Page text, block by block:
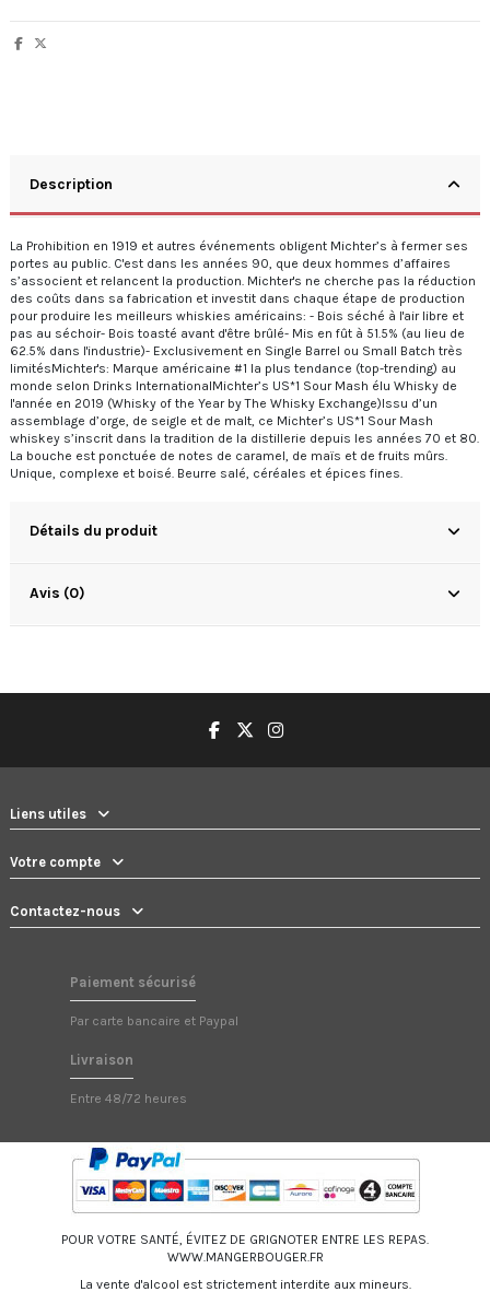
Description
La Prohibition en 1919 et autres événements obligent Michter’s à fermer ses
portes au public. C'est dans les années 90, que deux hommes d’affaires
s’associent et relancent la production. Michter's ne cherche pas la réduction
des coûts dans sa fabrication et investit dans chaque étape de production
pour produire les meilleurs whiskies américains: - Bois séché à l'air libre et
pas au séchoir- Bois toasté avant d'être brûlé- Mis en fût à 51.5% (au lieu de
62.5% dans l'industrie)- Exclusivement en Single Barrel ou Small Batch très
limitésMichter's: Marque américaine #1 la plus tendance (top-trending) au
monde selon Drinks InternationalMichter’s US*1 Sour Mash élu Whisky de
l'année en 2019 (Whisky of the Year by The Whisky Exchange)Issu d’un
assemblage d’orge, de seigle et de malt, ce Michter’s US*1 Sour Mash
whiskey s’inscrit dans la tradition de la distillerie depuis les années 70 et 80.
La bouche est ponctuée de notes de caramel, de maïs et de fruits mûrs.
Unique, complexe et boisé. Beurre salé, céréales et épices fines.
Détails du produit
Avis (0)
Liens utiles
Votre compte
Contactez-nous
Paiement sécurisé
Par carte bancaire et Paypal
Livraison
Entre 48/72 heures
POUR VOTRE SANTÉ, ÉVITEZ DE GRIGNOTER ENTRE LES REPAS.
WWW.MANGERBOUGER.FR
La vente d'alcool est strictement interdite aux mineurs.